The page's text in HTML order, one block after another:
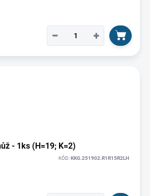
+
−
- 1ks (H=19; K=2)
KÓD:KKG.251902.R1R15R2LH